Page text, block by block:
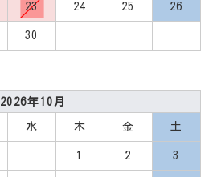
23 24 25 26
30
2026年10月
水 木 金 土
1 2 3